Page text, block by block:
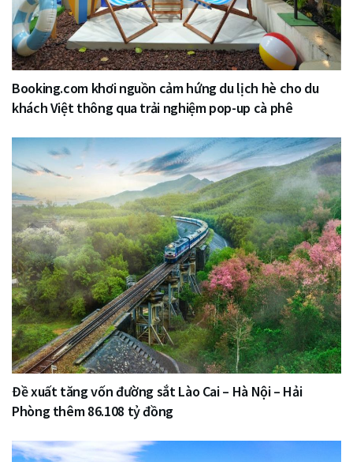
Booking.com khơi nguồn cảm hứng du lịch hè cho du
khách Việt thông qua trải nghiệm pop-up cà phê
Đề xuất tăng vốn đường sắt Lào Cai – Hà Nội – Hải
Phòng thêm 86.108 tỷ đồng